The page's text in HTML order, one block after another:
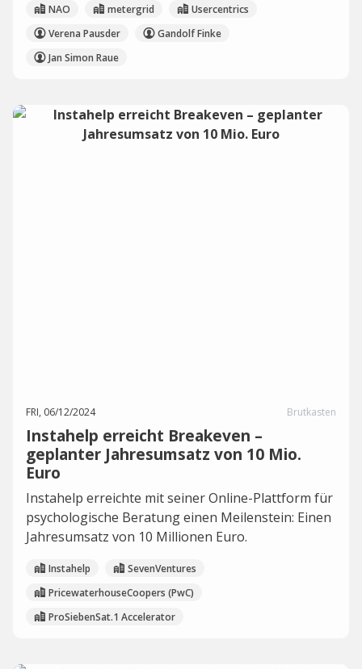
NAO
metergrid
Usercentrics
Verena Pausder
Gandolf Finke
Jan Simon Raue
FRI, 06/12/2024 Brutkasten
Instahelp erreicht Breakeven –
geplanter Jahresumsatz von 10 Mio.
Euro
Instahelp erreichte mit seiner Online-Plattform für
psychologische Beratung einen Meilenstein: Einen
Jahresumsatz von 10 Millionen Euro.
Instahelp
SevenVentures
PricewaterhouseCoopers (PwC)
ProSiebenSat.1 Accelerator